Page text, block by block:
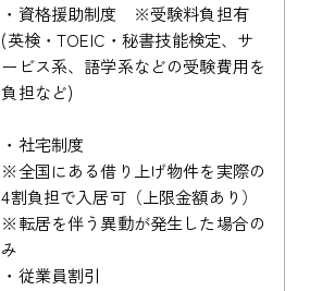
・資格援助制度 ※受験料負担有
(英検・TOEIC・秘書技能検定、サ
ービス系、語学系などの受験費用を
負担など)
・社宅制度
※全国にある借り上げ物件を実際の
4割負担で入居可（上限金額あり）
※転居を伴う異動が発生した場合の
み
・従業員割引